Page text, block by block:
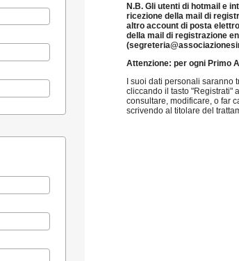
N.B. Gli utenti di hotmail e
ricezione della mail di
altro account di posta
della mail di registrazione
Attenzione: per ogni Primo
I suoi dati personali saranno
cliccando il tasto "Registrati"
consultare, modificare, o far
scrivendo al titolare del